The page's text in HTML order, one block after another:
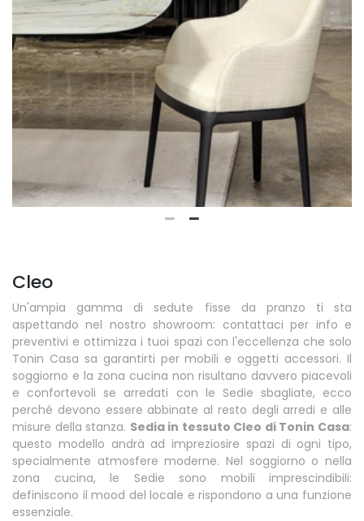
Cleo
Un'ampia gamma di sedute fisse da pranzo ti sta
aspettando nel nostro showroom: contattaci per info e
preventivi e ottimizza i tuoi spazi con l'eccellenza che solo
Tonin Casa sa garantirti per mobili e oggetti accessori. Il
soggiorno e la zona cucina non risultano davvero piacevoli
e confortevoli se arredati con le Sedie sbagliate, ecco
perché devono essere abbinate al resto degli arredi e alle
misure della stanza. Sedia in tessuto Cleo di Tonin Casa:
questo modello andrà ad impreziosire spazi di ogni tipo,
specialmente atmosfere moderne. Nel soggiorno o nella
zona cucina, le Sedie sono mobili imprescindibili:
definiscono il mood del locale e rispondono a una funzione
essenziale.